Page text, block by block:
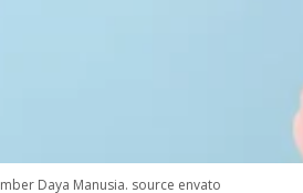
Daya Manusia. source envato